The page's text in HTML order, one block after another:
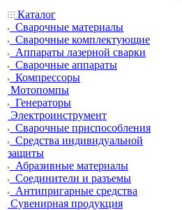
Каталог
Сварочные материалы
Сварочные комплектующие
Аппараты лазерной сварки
Сварочные аппараты
Компрессоры
Мотопомпы
Генераторы
Электроинструмент
Сварочные приспособления
Средства индивидуальной
защиты
Абразивные материалы
Соединители и разъемы
Антипригарные средства
Сувенирная продукция